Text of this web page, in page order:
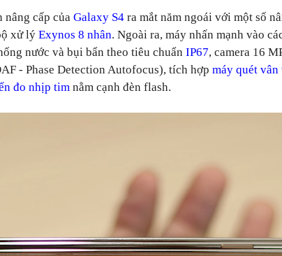
nâng cấp của Galaxy S4 ra mắt năm ngoái với một số
xử lý Exynos 8 nhân. Ngoài ra, máy nhấn mạnh vào
nước và bụi bẩn theo tiêu chuẩn IP67, camera 16
- Phase Detection Autofocus), tích hợp máy quét vân
đo nhịp tim nằm cạnh đèn flash.